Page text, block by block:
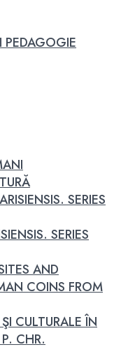
PEDAGOGIE
SERIES
SERIES
AND
COINS FROM
CULTURALE ÎN
CHR.